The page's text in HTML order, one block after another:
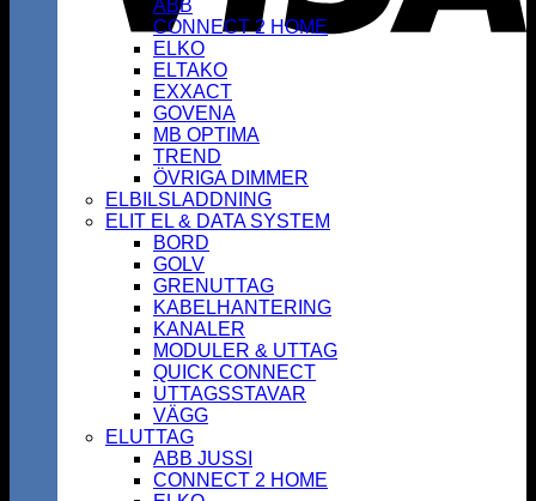
ABB
CONNECT 2 HOME
ELKO
ELTAKO
EXXACT
GOVENA
MB OPTIMA
TREND
ÖVRIGA DIMMER
ELBILSLADDNING
ELIT EL & DATA SYSTEM
BORD
GOLV
GRENUTTAG
KABELHANTERING
KANALER
MODULER & UTTAG
QUICK CONNECT
UTTAGSSTAVAR
VÄGG
ELUTTAG
ABB JUSSI
CONNECT 2 HOME